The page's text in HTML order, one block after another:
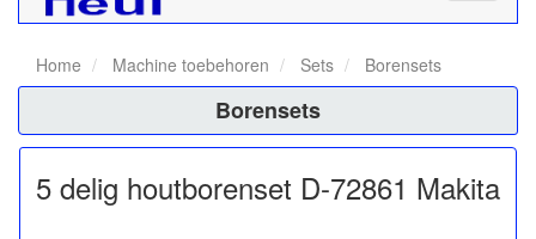
Home Machine toebehoren Sets Borensets
Borensets
5 delig houtborenset D-72861 Makita